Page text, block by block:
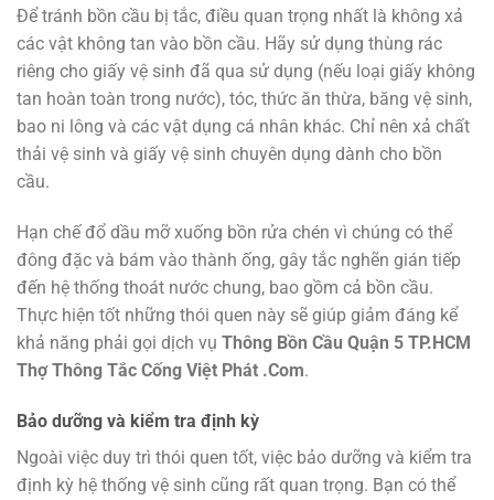
Để tránh bồn cầu bị tắc, điều quan trọng nhất là không xả
các vật không tan vào bồn cầu. Hãy sử dụng thùng rác
riêng cho giấy vệ sinh đã qua sử dụng (nếu loại giấy không
tan hoàn toàn trong nước), tóc, thức ăn thừa, băng vệ sinh,
bao ni lông và các vật dụng cá nhân khác. Chỉ nên xả chất
thải vệ sinh và giấy vệ sinh chuyên dụng dành cho bồn
cầu.
Hạn chế đổ dầu mỡ xuống bồn rửa chén vì chúng có thể
đông đặc và bám vào thành ống, gây tắc nghẽn gián tiếp
đến hệ thống thoát nước chung, bao gồm cả bồn cầu.
Thực hiện tốt những thói quen này sẽ giúp giảm đáng kể
khả năng phải gọi dịch vụ Thông Bồn Cầu Quận 5 TP.HCM
Thợ Thông Tắc Cống Việt Phát .Com.
Bảo dưỡng và kiểm tra định kỳ
Ngoài việc duy trì thói quen tốt, việc bảo dưỡng và kiểm tra
định kỳ hệ thống vệ sinh cũng rất quan trọng. Bạn có thể